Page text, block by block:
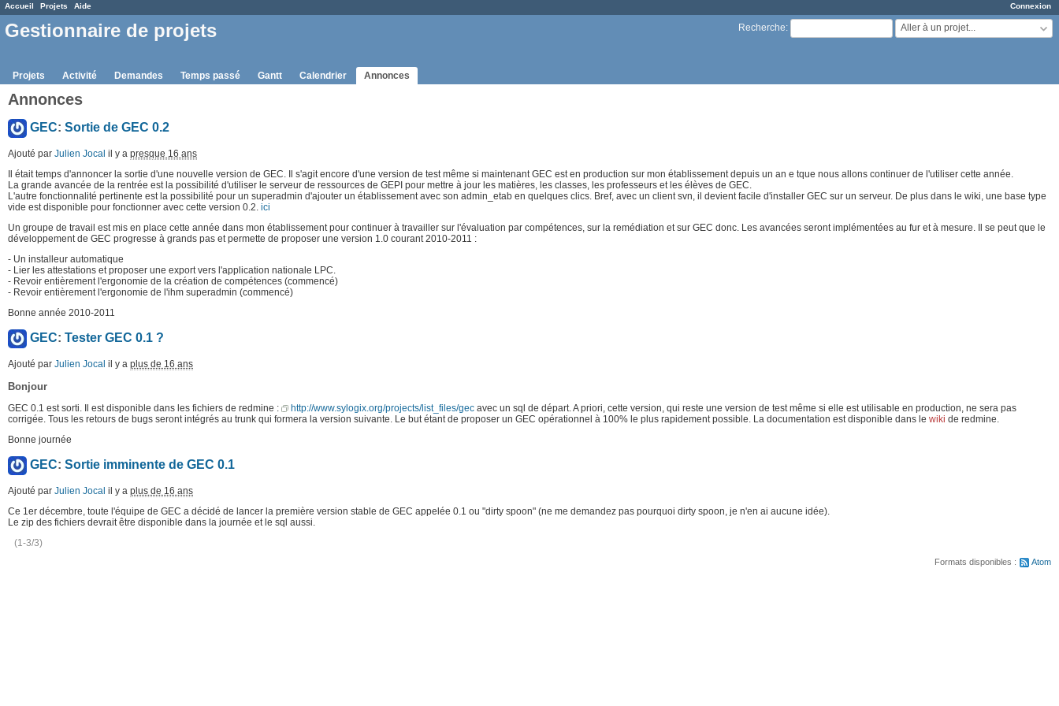
Connexion
Accueil Projets Aide
Recherche: Aller à un projet...
Gestionnaire de projets
Projets Activité Demandes Temps passé Gantt Calendrier Annonces
Annonces
GEC: Sortie de GEC 0.2
Ajouté par Julien Jocal il y a presque 16 ans
Il était temps d'annoncer la sortie d'une nouvelle version de GEC. Il s'agit encore d'une version de test même si maintenant GEC est en production sur mon établissement depuis un an e tque nous allons continuer de l'utiliser cette année.
La grande avancée de la rentrée est la possibilité d'utiliser le serveur de ressources de GEPI pour mettre à jour les matières, les classes, les professeurs et les élèves de GEC.
L'autre fonctionnalité pertinente est la possibilité pour un superadmin d'ajouter un établissement avec son admin_etab en quelques clics. Bref, avec un client svn, il devient facile d'installer GEC sur un serveur. De plus dans le wiki, une base type
vide est disponible pour fonctionner avec cette version 0.2. ici
Un groupe de travail est mis en place cette année dans mon établissement pour continuer à travailler sur l'évaluation par compétences, sur la remédiation et sur GEC donc. Les avancées seront implémentées au fur et à mesure. Il se peut que le
développement de GEC progresse à grands pas et permette de proposer une version 1.0 courant 2010-2011 :
- Un installeur automatique
- Lier les attestations et proposer une export vers l'application nationale LPC.
- Revoir entièrement l'ergonomie de la création de compétences (commencé)
- Revoir entièrement l'ergonomie de l'ihm superadmin (commencé)
Bonne année 2010-2011
GEC: Tester GEC 0.1 ?
Ajouté par Julien Jocal il y a plus de 16 ans
Bonjour
GEC 0.1 est sorti. Il est disponible dans les fichiers de redmine : http://www.sylogix.org/projects/list_files/gec avec un sql de départ. A priori, cette version, qui reste une version de test même si elle est utilisable en production, ne sera pas
corrigée. Tous les retours de bugs seront intégrés au trunk qui formera la version suivante. Le but étant de proposer un GEC opérationnel à 100% le plus rapidement possible. La documentation est disponible dans le wiki de redmine.
Bonne journée
GEC: Sortie imminente de GEC 0.1
Ajouté par Julien Jocal il y a plus de 16 ans
Ce 1er décembre, toute l'équipe de GEC a décidé de lancer la première version stable de GEC appelée 0.1 ou "dirty spoon" (ne me demandez pas pourquoi dirty spoon, je n'en ai aucune idée).
Le zip des fichiers devrait être disponible dans la journée et le sql aussi.
(1-3/3)
Formats disponibles : Atom